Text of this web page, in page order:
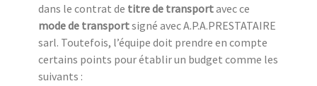
dans le contrat de titre de transportavec ce
mode de transportsigné avec A.P.A.PRESTATAIRE
sarl. Toutefois, l’équipe doit prendre en compte
certains points pour établir un budget comme les
suivants :